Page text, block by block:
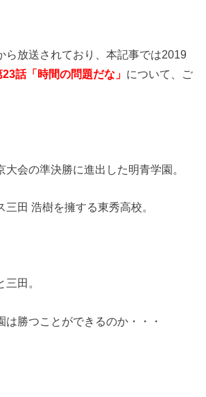
ら放送されており、本記事では2019
23話「時間の問題だな」 について、ご
大会の準決勝に進出した明青学園。
田 浩樹を擁する東秀高校。
田。
は勝つことができるのか・・・